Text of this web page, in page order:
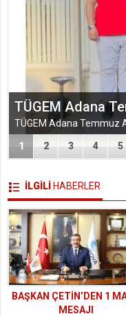
EĞİTİM-BİR-SEN
VEFA VE
1 2 3 4 5
İLGİLİ HABERLER
BAŞKAN ÇETİN’DEN 1
MESAJI